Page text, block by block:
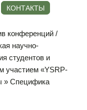
КОНТАКТЫ
конференций /
научно-
студентов и
участием «YSRP-
» Специфика